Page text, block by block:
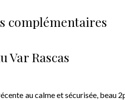
complémentaires
Var Rascas
au calme et sécurisée, beau